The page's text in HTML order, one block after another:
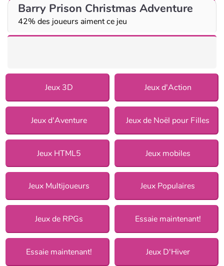
Barry Prison Christmas Adventure
42% des joueurs aiment ce jeu
Jeux 3D Jeux d'Action
Jeux d'Aventure Jeux de Noël pour Filles
Jeux HTML5 Jeux mobiles
Jeux Multijoueurs Jeux Populaires
Jeux de RPGs Essaie maintenant!
Essaie maintenant! Jeux D'Hiver